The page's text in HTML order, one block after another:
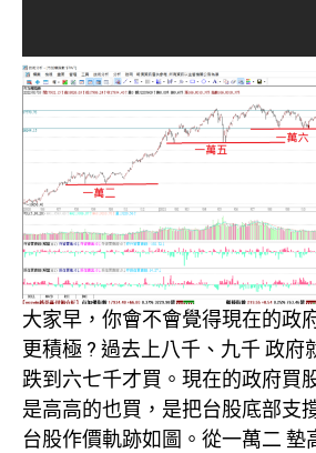
大家早，你會不會覺得現在的政
更積極 ? 過去上八千、九千 政府
跌到六七千才買。現在的政府買
是高高的也買，是把台股底部支
台股作價軌跡如圖。從一萬二 墊